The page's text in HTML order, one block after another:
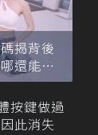
揭背後
還能幫
按鍵做過
此消失